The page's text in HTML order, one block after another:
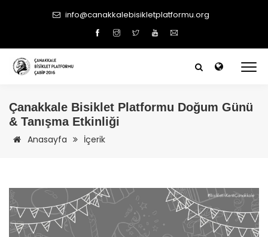
info@canakkalebisikletplatformu.org
Çanakkale Bisiklet Platformu Doğum Günü
& Tanışma Etkinliği
Anasayfa İçerik